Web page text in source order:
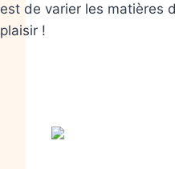
est de varier les matières
plaisir !